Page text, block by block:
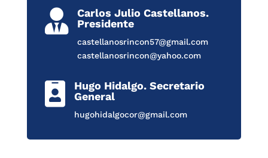

Carlos Julio Castellanos.
Presidente
castellanosrincon57@gmail.com
castellanosrincon@yahoo.com

Hugo Hidalgo. Secretario
General
hugohidalgocor@gmail.com